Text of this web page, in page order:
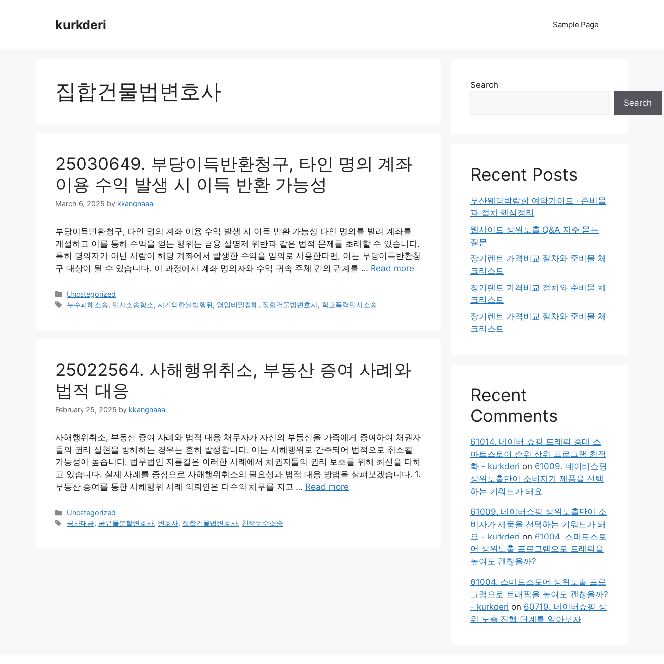
kurkderi Sample Page
집합건물법변호사
25030649. 부당이득반환청구, 타인 명의 계좌
이용 수익 발생 시 이득 반환 가능성
March 6, 2025 by kkangnaaa
부당이득반환청구, 타인 명의 계좌 이용 수익 발생 시 이득 반환 가능성 타인 명의를 빌려 계좌를
개설하고 이를 통해 수익을 얻는 행위는 금융 실명제 위반과 같은 법적 문제를 초래할 수 있습니다.
특히 명의자가 아닌 사람이 해당 계좌에서 발생한 수익을 임의로 사용한다면, 이는 부당이득반환청
구 대상이 될 수 있습니다. 이 과정에서 계좌 명의자와 수익 귀속 주체 간의 관계를 … Read more
Categories
Uncategorized
Tags
누수피해소송, 민사소송항소,사기의한불법행위, 영업비밀침해, 집합건물법변호사, 학교폭력민사소송
25022564. 사해행위취소, 부동산 증여 사례와
법적 대응
February 25, 2025 by kkangnaaa
사해행위취소, 부동산 증여 사례와 법적 대응 채무자가 자신의 부동산을 가족에게 증여하여 채권자
들의 권리 실현을 방해하는 경우는 흔히 발생합니다. 이는 사해행위로 간주되어 법적으로 취소될
가능성이 높습니다. 법무법인 지름길은 이러한 사례에서 채권자들의 권리 보호를 위해 최선을 다하
고 있습니다. 실제 사례를 중심으로 사해행위취소의 필요성과 법적 대응 방법을 살펴보겠습니다. 1.
부동산 증여를 통한 사해행위 사례 의뢰인은 다수의 채무를 지고 … Read more
Categories
Uncategorized
Tags
공사대금, 공유물분할변호사, 변호사, 집합건물법변호사, 천장누수소송
Search
Search
Recent Posts
부산웨딩박람회 예약가이드 · 준비물
과 절차 핵심정리
웹사이트 상위노출 Q&A 자주 묻는
질문
장기렌트 가격비교 절차와 준비물 체
크리스트
장기렌트 가격비교 절차와 준비물 체
크리스트
장기렌트 가격비교 절차와 준비물 체
크리스트
Recent
Comments
61014. 네이버 쇼핑 트래픽 증대 스
마트스토어 순위 상위 프로그램 최적
화 - kurkderi on 61009. 네이버쇼핑
상위노출만이 소비자가 제품을 선택
하는 키워드가 돼요
61009. 네이버쇼핑 상위노출만이 소
비자가 제품을 선택하는 키워드가 돼
요 - kurkderi on 61004. 스마트스토
어 상위노출 프로그램으로 트래픽을
높여도 괜찮을까?
61004. 스마트스토어 상위노출 프로
그램으로 트래픽을 높여도 괜찮을까?
- kurkderi on 60719. 네이버쇼핑 상
위 노출 진행 단계를 알아보자